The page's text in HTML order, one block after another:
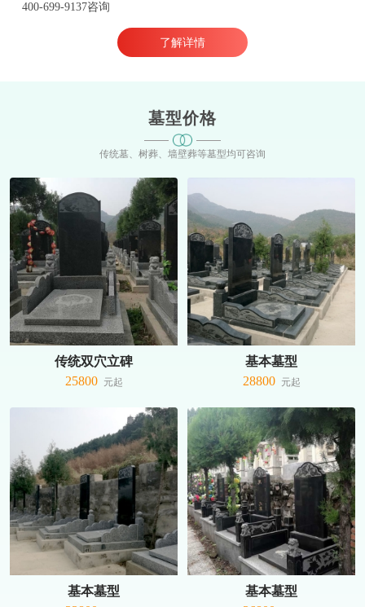
400-699-9137咨询
了解详情
墓型价格
传统墓、树葬、墙壁葬等墓型均可咨询
传统双穴立碑
25800
基本墓型
28800
基本墓型
基本墓型